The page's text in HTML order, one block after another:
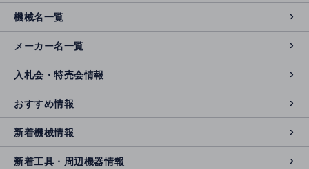
機械名一覧
メーカー名一覧
入札会・特売会情報
おすすめ情報
新着機械情報
新着工具・周辺機器情報